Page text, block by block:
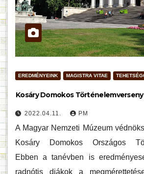
EREDMÉNYEINK MAGISTRA VITAE
Kosáry Domokos Történelemverseny
2022.04.11. PM
A Magyar Nemzeti Múzeum
Kosáry Domokos Országos
Ebben a tanévben is
radnótis diákok a